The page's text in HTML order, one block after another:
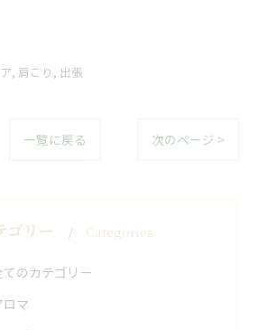
肩こり 出張
一覧に戻る 次のページ >
ゴリー Categories
てのカテゴリー
ロマ